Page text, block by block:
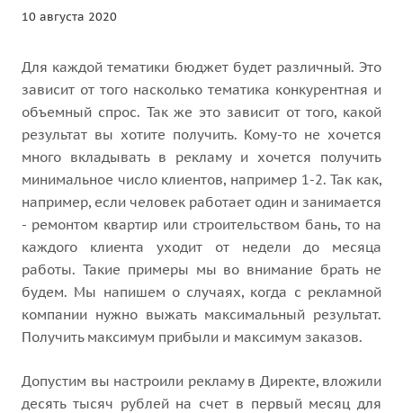
10 августа 2020
Для каждой тематики бюджет будет различный. Это
зависит от того насколько тематика конкурентная и
объемный спрос. Так же это зависит от того, какой
результат вы хотите получить. Кому-то не хочется
много вкладывать в рекламу и хочется получить
минимальное число клиентов, например 1-2. Так как,
например, если человек работает один и занимается
- ремонтом квартир или строительством бань, то на
каждого клиента уходит от недели до месяца
работы. Такие примеры мы во внимание брать не
будем. Мы напишем о случаях, когда с рекламной
компании нужно выжать максимальный результат.
Получить максимум прибыли и максимум заказов.
Допустим вы настроили рекламу в Директе, вложили
десять тысяч рублей на счет в первый месяц для